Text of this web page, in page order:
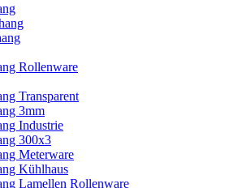
Rollenware
Transparent
3mm
Industrie
300x3
Meterware
Kühlhaus
Lamellen Rollenware